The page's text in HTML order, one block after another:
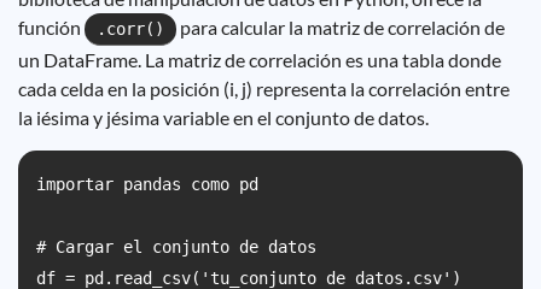
función
.corr()
para calcular la matriz de correlación de
un DataFrame. La matriz de correlación es una tabla donde
cada celda en la posición (i, j) representa la correlación entre
la iésima y jésima variable en el conjunto de datos.
importar pandas como pd
# Cargar el conjunto de datos
df = pd.read_csv('tu_conjunto de datos.csv')